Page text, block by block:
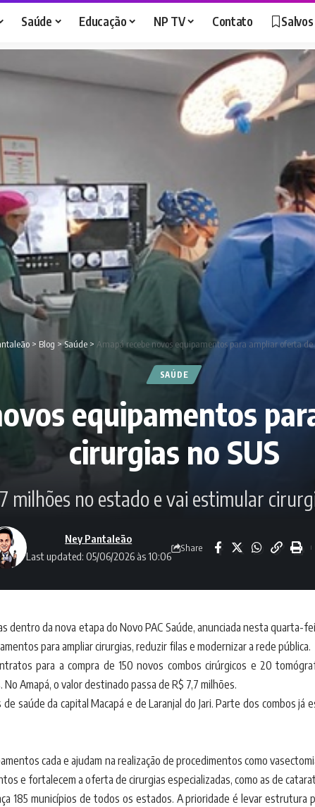
Saúde Educação NP TV Contato Salvos
> Blog >Saúde> Amapá recebe novos equipamentos para ampliar oferta de
SAÚDE
equipamentos
cirurgias no SUS
milhões no estado e vai estimular
Last updated: 05/06/2026 às 10:06
Ney Pantaleão
Share
dentro da nova etapa do Novo PAC Saúde, anunciada nesta
para ampliar cirurgias, reduzir filas e modernizar a rede pública.
para a compra de 150 novos combos cirúrgicos e 20
Amapá, o valor destinado passa de R$ 7,7 milhões.
saúde da capital Macapá e de Laranjal do Jari. Parte dos combos
cada e ajudam na realização de procedimentos como
e fortalecem a oferta de cirurgias especializadas, como as de
185 municípios de todos os estados. A prioridade é levar